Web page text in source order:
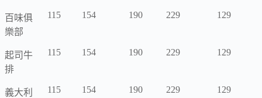
百味俱
樂部
115 154 190 229 129
起司牛
排
115 154 190 229 129
義大利
115 154 190 229 129